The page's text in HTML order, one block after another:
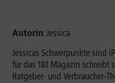
Autorin: Jessica
Jessicas Schwerpunkte sind
für das 1&1 Magazin schreibt
Ratgeber- und Verbraucher-